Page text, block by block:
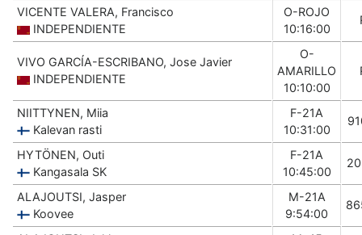
VICENTE VALERA, Francisco
INDEPENDIENTE
O-ROJO
10:16:00
VIVO GARCÍA-ESCRIBANO, Jose Javier
INDEPENDIENTE
O-
AMARILLO
10:10:00
NIITTYNEN, Miia
Kalevan rasti
F-21A
10:31:00
HYTÖNEN, Outi
Kangasala SK
F-21A
10:45:00
ALAJOUTSI, Jasper
Koovee
M-21A
9:54:00